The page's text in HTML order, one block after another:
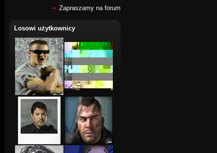
Zapraszamy na forum
Losowi użytkownicy